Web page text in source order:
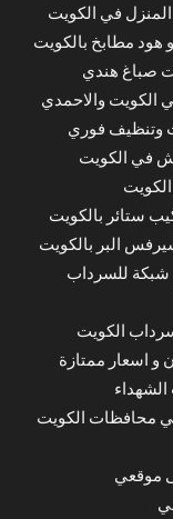
في الكويت
هود مطابخ بالكويت
صباغ هندي
الكويت والاحمدي
وتنظيف فوري
في الكويت
ستائر بالكويت
البر بالكويت
للسرداب
الكويت
اسعار ممتازة
موقعي